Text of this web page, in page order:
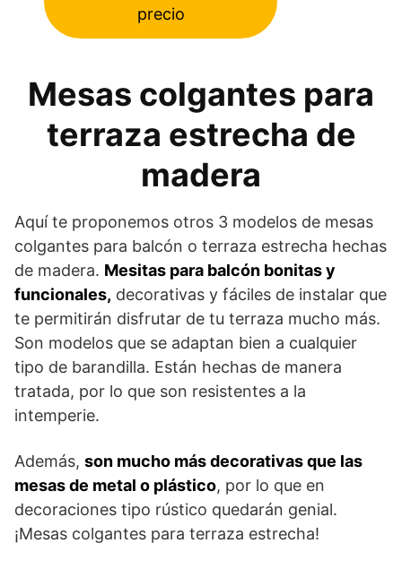
precio
Mesas colgantes para
terraza estrecha de
madera
Aquí te proponemos otros 3 modelos de mesas
colgantes para balcón o terraza estrecha hechas
de madera. Mesitas para balcón bonitas y
funcionales, decorativas y fáciles de instalar que
te permitirán disfrutar de tu terraza mucho más.
Son modelos que se adaptan bien a cualquier
tipo de barandilla. Están hechas de manera
tratada, por lo que son resistentes a la
intemperie.
Además, son mucho más decorativas que las
mesas de metal o plástico, por lo que en
decoraciones tipo rústico quedarán genial.
¡Mesas colgantes para terraza estrecha!